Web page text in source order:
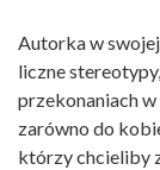
Autorka w
liczne
przekonaniach
zarówno do
którzy chcieliby